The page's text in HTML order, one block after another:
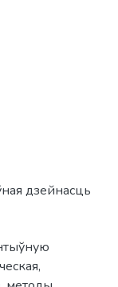
дзейнасць